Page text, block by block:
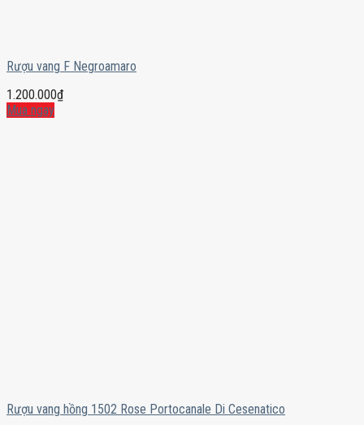
Rượu vang F Negroamaro
1.200.000₫
Mua ngay
Rượu vang hồng 1502 Rose Portocanale Di Cesenatico